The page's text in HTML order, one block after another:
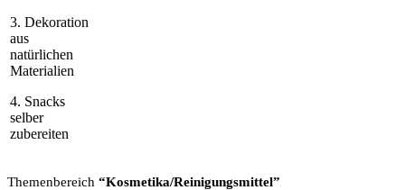
3. Dekoration
aus
natürlichen
Materialien
4. Snacks
selber
zubereiten
Themenbereich “Kosmetika/Reinigungsmittel”